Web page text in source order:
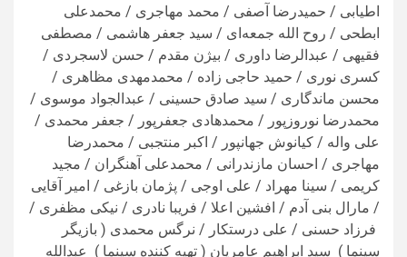
اطیابی / حمیدرضا آصفی / محمد مهاجری / محمدعلی
ابطحی / روح الله جمعه‌ای / سید جعفر هاشمی / مصطفی
فقیهی / عبدالرضا داوری / بیژن مقدم / حسن لاسجردی /
کسری نوری / حمید حاجی زاده / محمدمهدی مظاهری /
محسن ماندگاری / سید صادق حسینی / عبدالجواد موسوی /
محمدرضا نوروزپور / محمدهادی جعفرپور / جعفر محمدی /
علی واله / کیانوش جهانپور / اکبر منتجبی / محمدرضا
مهاجری / احسان مازندرانی / محمدعلی آهنگران / مجید
کریمی / سینا مهراد / علی اوجی / پژمان بازغی / امیر آقایی
/ مارال بنی آدم / افشین اعلا / فریبا نادری / نیکی مظفری /
فرزاد حسنی / علی درستکار / نرگس محمدی ( بازیگر
سینما ) سید ابراهیم عامریان ( تهیه کننده سینما ) عبدالله